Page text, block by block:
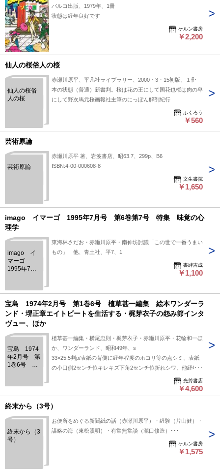
パルコ出版、1979年、1冊
状態は経年良好です
ケルン書房
￥2,200
仙人の桜俗人の桜
仙人の桜俗
人の桜
赤瀬川原平、平凡社ライブラリー、2000・3・15初版、１冊
本の状態（普通）新書判。桜は花の王にして国花也桜は肉の卑
にして野次馬元桜画報社主筆のにっぽん解剖紀行
ふくろう
￥560
芸術原論
芸術原論
赤瀬川原平 著、岩波書店、昭63.7、299p、B6
ISBN:4-00-000608-8
文生書院
￥1,650
imago イマーゴ 1995年7月号 第6巻第7号 特集 味覚の心
理学
imago イ
マーゴ
1995年7月
味覚の心理
学
東海林さだお・赤瀬川原平・南伸坊討議「この世で一番うまい
もの」 他、青土社、平7、1
書肆吉成
￥1,100
宝島 1974年2月号 第1巻6号 植草甚一編集 絵本ワンダーラ
ンド・堺正章エイトビートを生活する・梶芽衣子の怨み節インタ
ヴュー、ほか
宝島 1974
年2月号 第
1巻6号 植
ンダーラン
ド・堺正章
エイトビー
る・梶芽衣
子の怨み節
インタヴュ
ー、ほか
植草甚一編集・横尾忠則・梶芽衣子・赤瀬川原平・花輪和一ほ
か、ワンダーランド、昭和49年、s
33×25.5判p/表紙の背側に経年程度のホコリ等の点シミ、表紙
の小口側2センチ位キレキズ下角2センチ位折れシワ、他経年
光芳書店
￥4,600
終末から（3号）
終末から（3
号）
お便所をめぐる新聞紙の話（赤瀬川原平）・経験（片山健）・
謀略の海（東松照明）・有常無常談（瀧口修造）･･･
ケルン書房
￥1,575